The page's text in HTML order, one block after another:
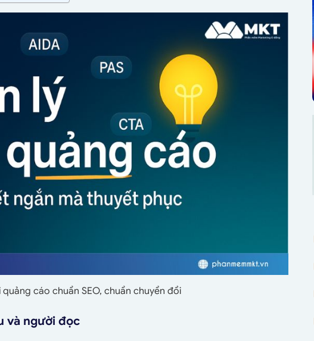
quảng cáo chuẩn SEO, chuẩn chuyển đổi
và người đọc